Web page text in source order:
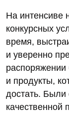
На интенсиве
конкурсных
время,
и уверенно
и продукты,
достать. Были
качественной